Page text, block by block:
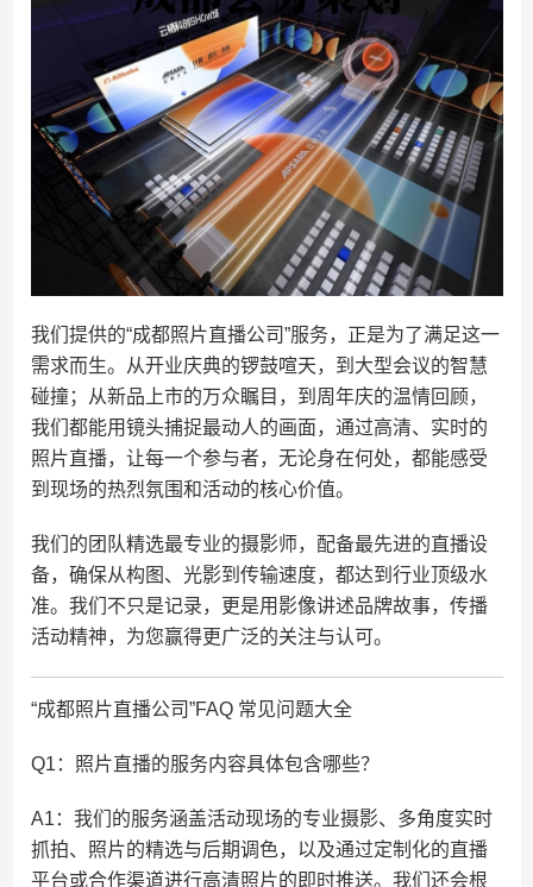
我们提供的“成都照片直播公司”服务，正是为了满足这一
需求而生。从开业庆典的锣鼓喧天，到大型会议的智慧
碰撞；从新品上市的万众瞩目，到周年庆的温情回顾，
我们都能用镜头捕捉最动人的画面，通过高清、实时的
照片直播，让每一个参与者，无论身在何处，都能感受
到现场的热烈氛围和活动的核心价值。
我们的团队精选最专业的摄影师，配备最先进的直播设
备，确保从构图、光影到传输速度，都达到行业顶级水
准。我们不只是记录，更是用影像讲述品牌故事，传播
活动精神，为您赢得更广泛的关注与认可。
“成都照片直播公司”FAQ 常见问题大全
Q1：照片直播的服务内容具体包含哪些？
A1：我们的服务涵盖活动现场的专业摄影、多角度实时
抓拍、照片的精选与后期调色，以及通过定制化的直播
平台或合作渠道进行高清照片的即时推送。我们还会根